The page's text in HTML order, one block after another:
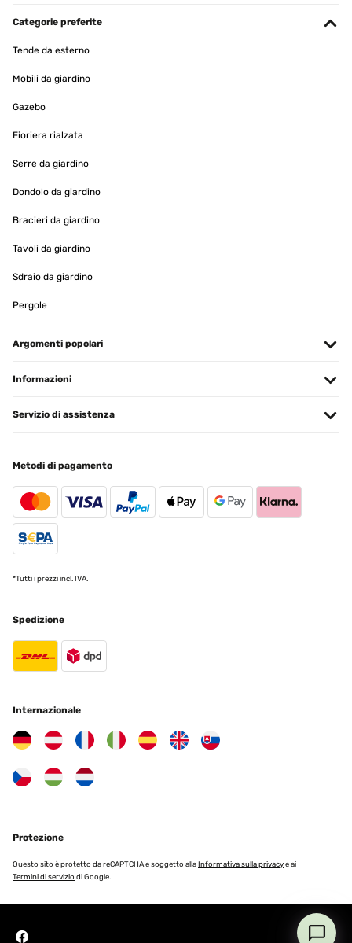
fa il suo dovere.
fits everything you could throw in and requires no drilling.Be
a surface, you wont be able to pull it off again to adjust its location,
Amazon user
Tradurre
mehrfachsteckdosen
Amazon-Benutzer
Tradurre
Ich finde die Halter sehr gut. Sie passen optisch sehr gut zu
war sehr einfach und es haben alle meine kabel unter meinem
Tisch ihren Platz gefunden
Tradurre
05/08/2025
Extrem stabil, toll verpackt inkl. Schrauben u. Anleitung. Kein
Categorie preferite
Tende da esterno
Mobili da giardino
Gazebo
Fioriera rialzata
Serre da giardino
Dondolo da giardino
Bracieri da giardino
Tavoli da giardino
Sdraio da giardino
Pergole
Argomenti popolari
Informazioni
Servizio di assistenza
Metodi di pagamento
*Tutti i prezzi incl. IVA.
Spedizione
Internazionale
Protezione
Questo sito è protetto da reCAPTCHA e soggetto allaInformativa sulla privacye ai
Termini di servizio di Google.